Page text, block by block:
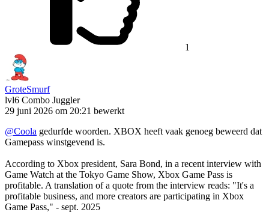
1
GroteSmurf
lvl6 Combo Juggler
29 juni 2026 om 20:21 bewerkt
@Coola gedurfde woorden. XBOX heeft vaak genoeg beweerd dat
Gamepass winstgevend is.
According to Xbox president, Sara Bond, in a recent interview with
Game Watch at the Tokyo Game Show, Xbox Game Pass is
profitable. A translation of a quote from the interview reads: "It's a
profitable business, and more creators are participating in Xbox
Game Pass," - sept. 2025